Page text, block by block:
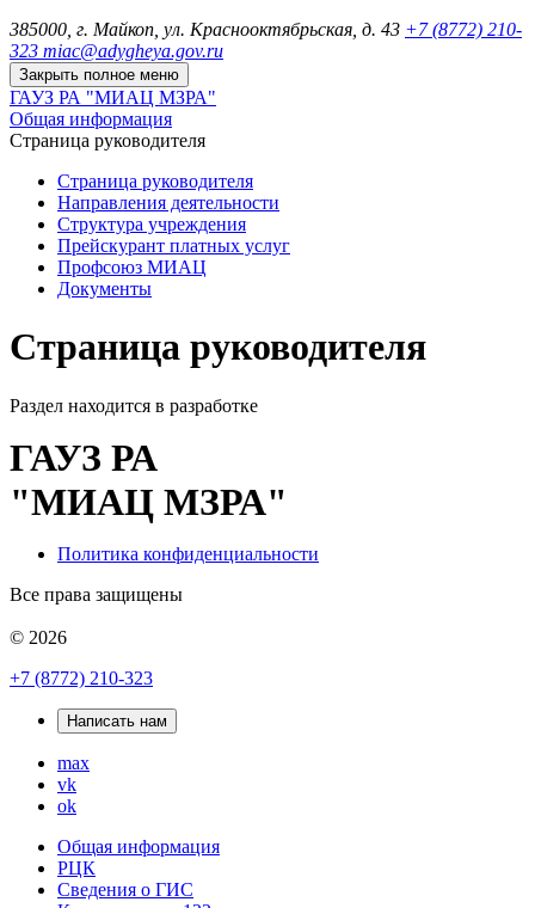
385000, г. Майкоп, ул. Краснооктябрьская, д. 43 +7 (8772) 210-
323 miac@adygheya.gov.ru
Закрыть полное меню
ГАУЗ РА "МИАЦ МЗРА"
Общая информация
Страница руководителя
Страница руководителя
Направления деятельности
Структура учреждения
Прейскурант платных услуг
Профсоюз МИАЦ
Документы
Страница руководителя
Раздел находится в разработке
ГАУЗ РА
"МИАЦ МЗРА"
Политика конфиденциальности
Все права защищены
© 2026
+7 (8772) 210-323
Написать нам
max
vk
ok
Общая информация
РЦК
Сведения о ГИС